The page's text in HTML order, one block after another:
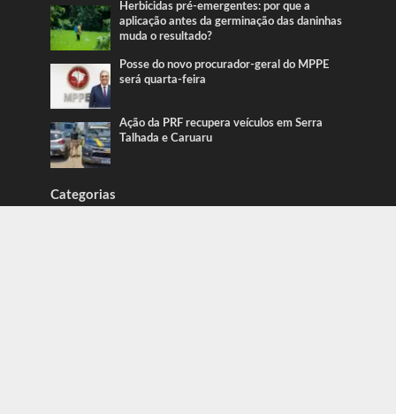
Herbicidas pré-emergentes: por que a
aplicação antes da germinação das daninhas
muda o resultado?
Posse do novo procurador-geral do MPPE
será quarta-feira
Ação da PRF recupera veículos em Serra
Talhada e Caruaru
Categorias